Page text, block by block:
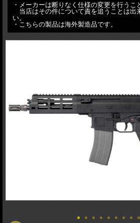
・メーカーは断りなく仕様の変更を行うこ
当店はその件について責を追うことは出
い。
・こちらの製品は海外製造品です。